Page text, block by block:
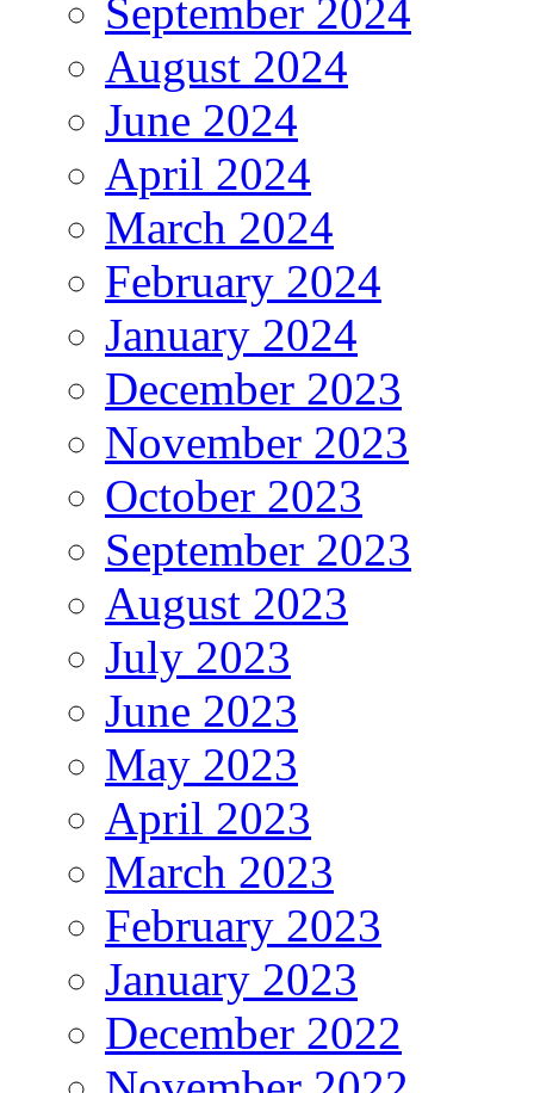
September 2024
August 2024
June 2024
April 2024
March 2024
February 2024
January 2024
December 2023
November 2023
October 2023
September 2023
August 2023
July 2023
June 2023
May 2023
April 2023
March 2023
February 2023
January 2023
December 2022